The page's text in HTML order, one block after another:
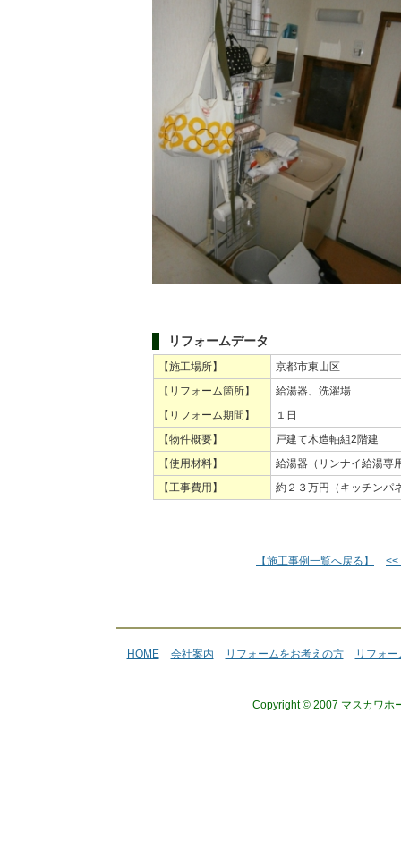
リフォームデータ
【施工場所】
京都市東山区
【リフォーム箇所】
給湯器、洗濯場
【リフォーム期間】
１日
【物件概要】
戸建て木造軸組2階建
【使用材料】
給湯器（リンナイ給湯専
【工事費用】
約２３万円（キッチンパ
【施工事例一覧へ戻る】 <<
HOME 会社案内 リフォームをお考えの方 リフォ
Copyright © 2007 マスカワ